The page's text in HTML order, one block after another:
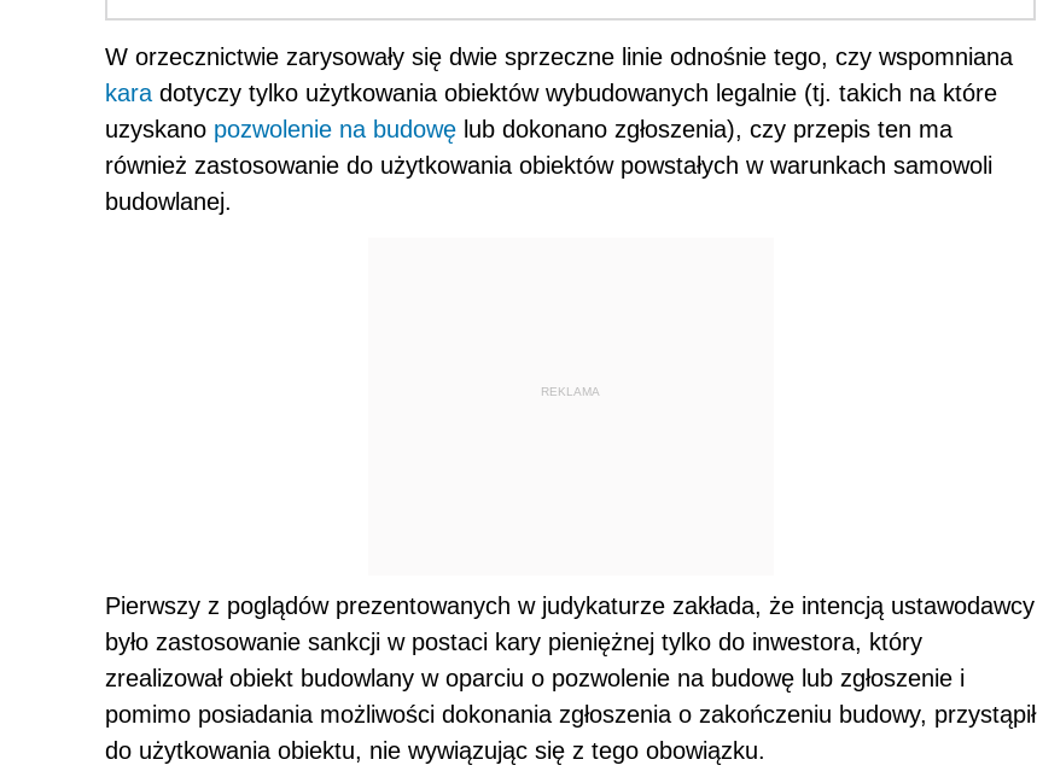
W orzecznictwie zarysowały się dwie sprzeczne linie odnośnie tego, czy wspomniana
kara dotyczy tylko użytkowania obiektów wybudowanych legalnie (tj. takich na które
uzyskano pozwolenie na budowę lub dokonano zgłoszenia), czy przepis ten ma
również zastosowanie do użytkowania obiektów powstałych w warunkach samowoli
budowlanej.
REKLAMA
Pierwszy z poglądów prezentowanych w judykaturze zakłada, że intencją ustawodawcy
było zastosowanie sankcji w postaci kary pieniężnej tylko do inwestora, który
zrealizował obiekt budowlany w oparciu o pozwolenie na budowę lub zgłoszenie i
pomimo posiadania możliwości dokonania zgłoszenia o zakończeniu budowy, przystąpił
do użytkowania obiektu, nie wywiązując się z tego obowiązku.